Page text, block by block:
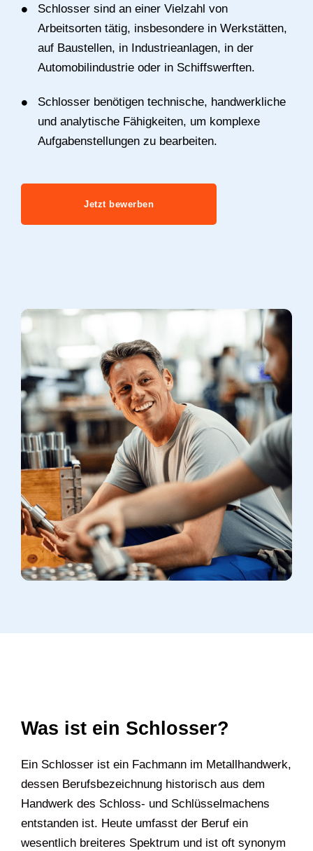
Schlosser sind an einer Vielzahl von
Arbeitsorten tätig, insbesondere in Werkstätten,
auf Baustellen, in Industrieanlagen, in der
Automobilindustrie oder in Schiffswerften.
Schlosser benötigen technische, handwerkliche
und analytische Fähigkeiten, um komplexe
Aufgabenstellungen zu bearbeiten.
Jetzt bewerben
Was ist ein Schlosser?
Ein Schlosser ist ein Fachmann im Metallhandwerk,
dessen Berufsbezeichnung historisch aus dem
Handwerk des Schloss- und Schlüsselmachens
entstanden ist. Heute umfasst der Beruf ein
wesentlich breiteres Spektrum und ist oft synonym